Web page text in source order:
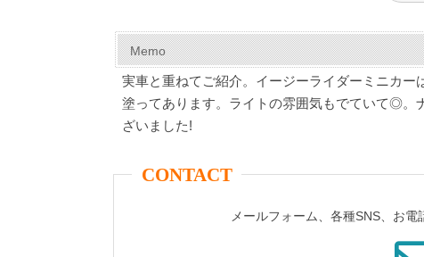
k
Memo
実車と重ねてご紹介。イージーライダーミニカ
塗ってあります。ライトの雰囲気もでていて◎。
ざいました!
CONTACT
メールフォーム、各種SNS、お